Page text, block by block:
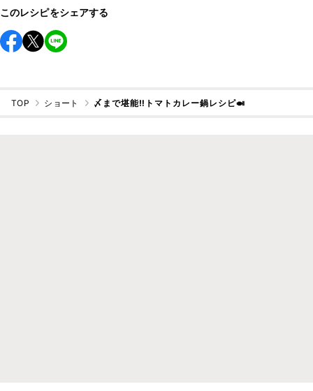
このレシピをシェアする
TOP ショート 〆まで堪能‼︎トマトカレー鍋レシピ🍛